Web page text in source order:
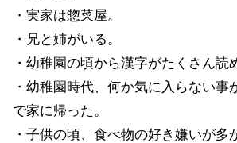
・実家は惣菜屋。
・兄と姉がいる。
・幼稚園の頃から漢字がたくさん読
・幼稚園時代、何か気に入らない事
で家に帰った。
・子供の頃、食べ物の好き嫌いが多